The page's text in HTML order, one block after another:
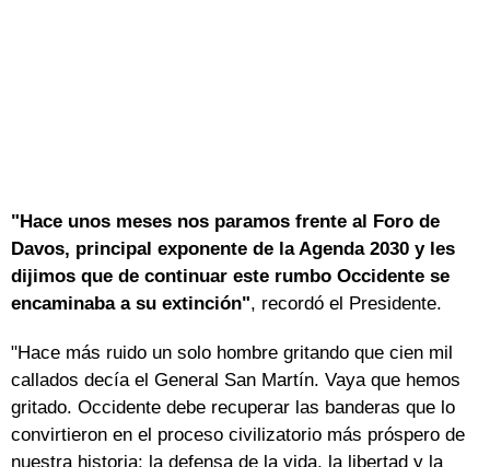
"Hace unos meses nos paramos frente al Foro de
Davos, principal exponente de la Agenda 2030 y les
dijimos que de continuar este rumbo Occidente se
encaminaba a su extinción", recordó el Presidente.
"Hace más ruido un solo hombre gritando que cien mil
callados decía el General San Martín. Vaya que hemos
gritado. Occidente debe recuperar las banderas que lo
convirtieron en el proceso civilizatorio más próspero de
nuestra historia: la defensa de la vida, la libertad y la